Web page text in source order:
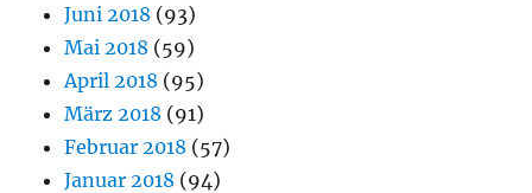
Juni 2018 (93)
Mai 2018 (59)
April 2018 (95)
März 2018 (91)
Februar 2018 (57)
Januar 2018 (94)